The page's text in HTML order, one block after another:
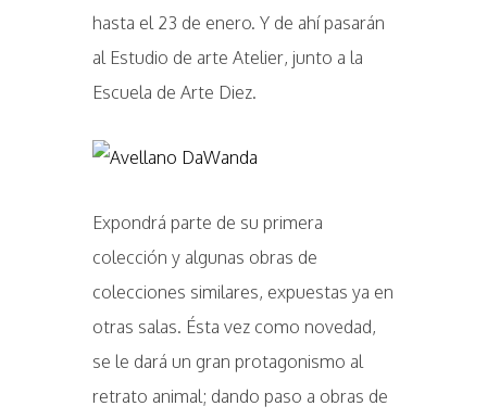
hasta el 23 de enero. Y de ahí pasarán
al Estudio de arte Atelier, junto a la
Escuela de Arte Diez.
Expondrá parte de su primera
colección y algunas obras de
colecciones similares, expuestas ya en
otras salas. Ésta vez como novedad,
se le dará un gran protagonismo al
retrato animal; dando paso a obras de